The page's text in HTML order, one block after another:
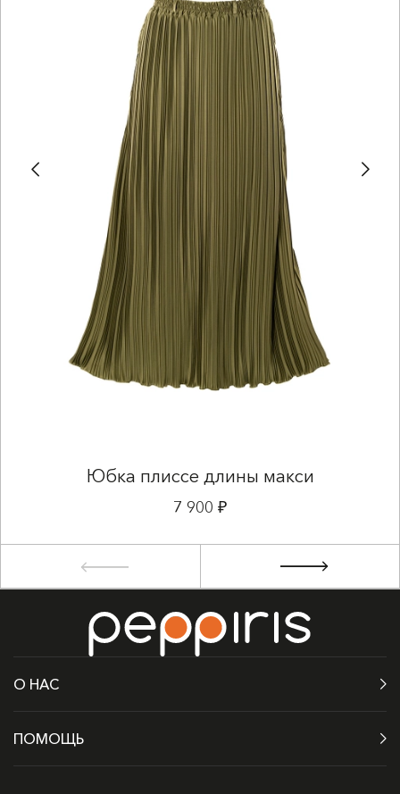
Юбка плиссе длины макси
7 900 ₽
О НАС
ПОМОЩЬ